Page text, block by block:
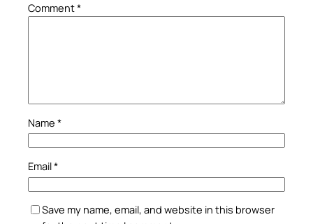
Comment*
Name *
Email*
Save my name, email, and website in this browser